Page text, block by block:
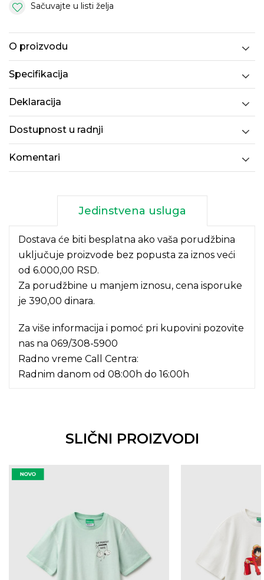
Sačuvajte u listi želja
O proizvodu
Specifikacija
Deklaracija
Dostupnost u radnji
Komentari
Jedinstvena usluga
Dostava će biti besplatna ako vaša porudžbina
uključuje proizvode bez popusta za iznos veći
od 6.000,00 RSD.
Za porudžbine u manjem iznosu, cena isporuke
je 390,00 dinara.
Za više informacija i pomoć pri kupovini pozovite
nas na 069/308-5900
Radno vreme Call Centra:
Radnim danom od 08:00h do 16:00h
SLIČNI PROIZVODI